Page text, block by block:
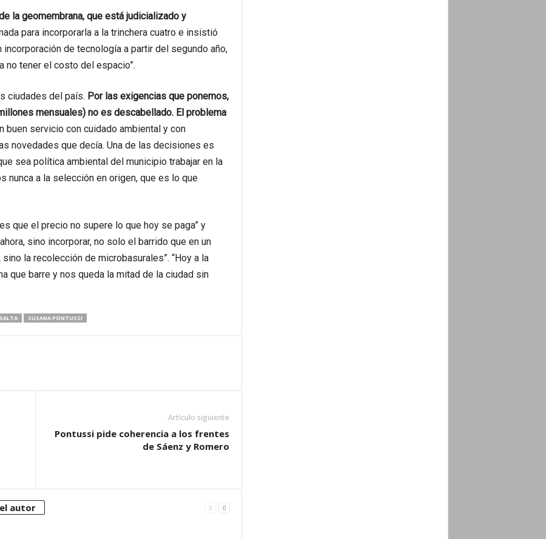
la geomembrana, que está judicializado y
para incorporarla a la trinchera cuatro e insistió
incorporación de tecnología a partir del segundo año,
no tener el costo del espacio”.
ciudades del país. Por las exigencias que ponemos,
mensuales) no es descabellado. El problema
buen servicio con cuidado ambiental y con
novedades que decía. Una de las decisiones es
sea política ambiental del municipio trabajar en la
nunca a la selección en origen, que es lo que
que el precio no supere lo que hoy se paga” y
sino incorporar, no solo el barrido que en un
la recolección de microbasurales”. “Hoy a la
que barre y nos queda la mitad de la ciudad sin
SALTA SUSANA PONTUSSI
Artículo siguiente
Pontussi pide coherencia a los frentes
de Sáenz y Romero
autor